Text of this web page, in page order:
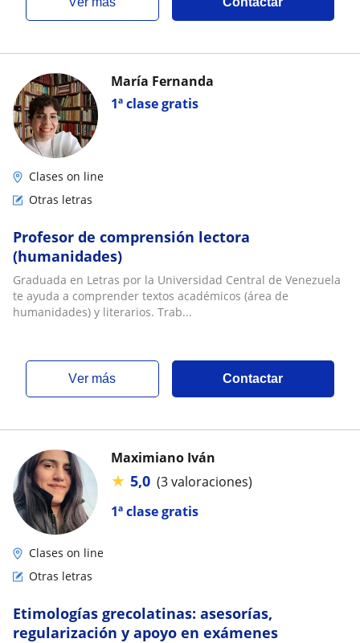
1ª clase gratis
María Fernanda
Clases on line
Otras letras
Profesor de comprensión lectora
(humanidades)
Graduada en Letras por la Universidad Central de Venezuela
te ayuda a comprender textos académicos (área de
humanidades) y literarios. Trab...
ver más Contactar
1ª clase gratis
Maximiano Iván
★ 5,0 (3 valoraciones)
Clases on line
Otras letras
Etimologías grecolatinas: asesorías,
regularización y apoyo en exámenes